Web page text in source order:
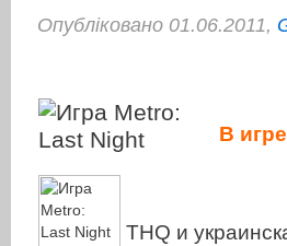
Опубліковано 01.06.2011,
В
THQ и